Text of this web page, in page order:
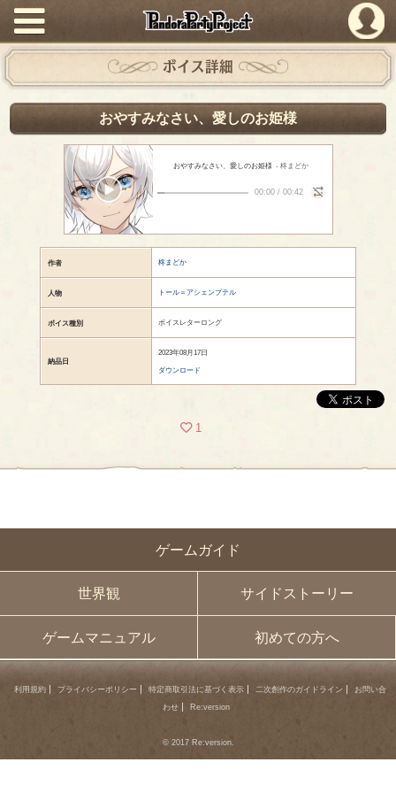
PandoraPartyProject
ゲームガイド
世界観 サイドストーリー
ゲームマニュアル 初めての方へ
ボイス詳細
おやすみなさい、愛しのお姫様
おやすみなさい、愛しのお姫様 - 柊まどか
00:00/ 00:42
作者 柊まどか
人物 トール＝アシェンプテル
ボイス種別 ボイスレターロング
納品日
2023年08月17日
ダウンロード
1
利用規約 プライバシーポリシー 特定商取引法に基づく表示 二次創作のガイドライン
お問い合
わせ
Re:version
© 2017 Re:version.